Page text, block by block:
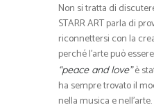
Non si tratta di
STARR ART parla di
riconnettersi con la
perché l’arte può
“peace and love”è
ha sempre trovato il
nella musica e